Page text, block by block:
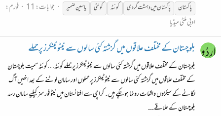
پاکستان
پاکستان میں دہشت گردی کوئٹہ کوئٹی یاسین ضمیر جوابات: 11
فورم:
ادبی ملٹی میڈیا
بلوچستان کے مختلف علاقوں میں گزشتہ کئی سالوں سے نیٹو ٹینکرز پرحملے
بلوچستان کے مختلف علاقوں میں گزشتہ کئی سالوں سے نیٹو ٹینکرز پرحملے کوئٹہ…کوئٹہ سمیت بلوچستان
کے مختلف علاقوں میں گزشتہ کئی سالوں سے نیٹو ٹینکرز پرحملوں اور سامان لوٹنے کے بعد انھیں آگ
لگانے کے سیکڑوں واقعات رونما ہو چکے ہیں۔ کراچی سے افغانستان میں نیٹو فورسز کیلیے سامان رسد
بلوچستان کے علاقے...